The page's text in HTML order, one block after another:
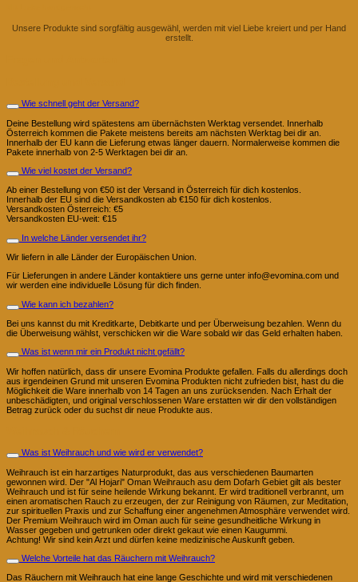
Unsere Produkte sind sorgfältig ausgewähl, werden mit viel Liebe kreiert und per Hand
erstellt.
Wie schnell geht der Versand?
Deine Bestellung wird spätestens am übernächsten Werktag versendet. Innerhalb
Österreich kommen die Pakete meistens bereits am nächsten Werktag bei dir an.
Innerhalb der EU kann die Lieferung etwas länger dauern. Normalerweise kommen die
Pakete innerhalb von 2-5 Werktagen bei dir an.
Wie viel kostet der Versand?
Ab einer Bestellung von €50 ist der Versand in Österreich für dich kostenlos.
Innerhalb der EU sind die Versandkosten ab €150 für dich kostenlos.
Versandkosten Österreich: €5
Versandkosten EU-weit: €15
In welche Länder versendet ihr?
Wir liefern in alle Länder der Europäischen Union.
Für Lieferungen in andere Länder kontaktiere uns gerne unter info@evomina.com und
wir werden eine individuelle Lösung für dich finden.
Wie kann ich bezahlen?
Bei uns kannst du mit Kreditkarte, Debitkarte und per Überweisung bezahlen. Wenn du
die Überweisung wählst, verschicken wir die Ware sobald wir das Geld erhalten haben.
Was ist wenn mir ein Produkt nicht gefällt?
Wir hoffen natürlich, dass dir unsere Evomina Produkte gefallen. Falls du allerdings doch
aus irgendeinen Grund mit unseren Evomina Produkten nicht zufrieden bist, hast du die
Möglichkeit die Ware innerhalb von 14 Tagen an uns zurücksenden. Nach Erhalt der
unbeschädigten, und original verschlossenen Ware erstatten wir dir den vollständigen
Betrag zurück oder du suchst dir neue Produkte aus.
Was ist Weihrauch und wie wird er verwendet?
Weihrauch ist ein harzartiges Naturprodukt, das aus verschiedenen Baumarten
gewonnen wird. Der "Al Hojari" Oman Weihrauch asu dem Dofarh Gebiet gilt als bester
Weihrauch und ist für seine heilende Wirkung bekannt. Er wird traditionell verbrannt, um
einen aromatischen Rauch zu erzeugen, der zur Reinigung von Räumen, zur Meditation,
zur spirituellen Praxis und zur Schaffung einer angenehmen Atmosphäre verwendet wird.
Der Premium Weihrauch wird im Oman auch für seine gesundheitliche Wirkung in
Wasser gegeben und getrunken oder direkt gekaut wie einen Kaugummi.
Achtung! Wir sind kein Arzt und dürfen keine medizinische Auskunft geben.
Welche Vorteile hat das Räuchern mit Weihrauch?
Das Räuchern mit Weihrauch hat eine lange Geschichte und wird mit verschiedenen